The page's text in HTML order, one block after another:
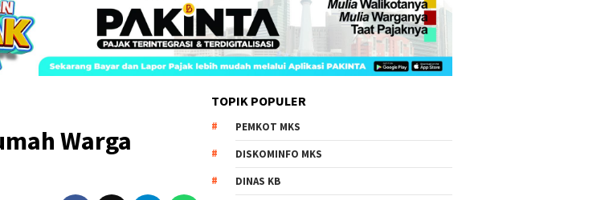
Warga
TOPIK POPULER
PEMKOT MKS
DISKOMINFO MKS
DINAS KB